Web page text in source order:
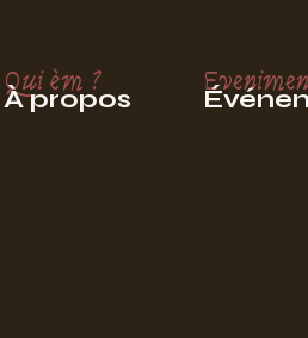
Qui èm ?
À propos